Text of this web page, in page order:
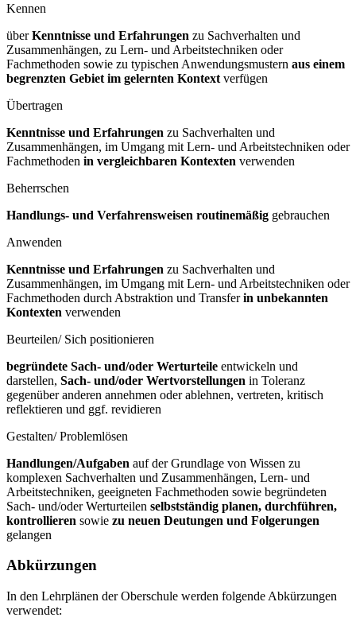
Kennen
überKenntnisse und Erfahrungen zu Sachverhalten und
Zusammenhängen, zu Lern- und Arbeitstechniken oder
Fachmethoden sowie zu typischen Anwendungsmustern aus einem
begrenzten Gebiet im gelernten Kontext verfügen
Übertragen
Kenntnisse und Erfahrungen zu Sachverhalten und
Zusammenhängen, im Umgang mit Lern- und Arbeitstechniken oder
Fachmethoden in vergleichbaren Kontexten verwenden
Beherrschen
Handlungs- und Verfahrensweisen routinemäßig gebrauchen
Anwenden
Kenntnisse und Erfahrungen zu Sachverhalten und
Zusammenhängen, im Umgang mit Lern- und Arbeitstechniken oder
Fachmethoden durch Abstraktion und Transferin unbekannten
Kontexten verwenden
Beurteilen/ Sich positionieren
begründete Sach- und/oder Werturteile entwickeln und
darstellen, Sach- und/oder Wertvorstellungen in Toleranz
gegenüber anderen annehmen oder ablehnen, vertreten, kritisch
reflektieren und ggf. revidieren
Gestalten/ Problemlösen
Handlungen/Aufgaben auf der Grundlage von Wissen zu
komplexen Sachverhalten und Zusammenhängen, Lern- und
Arbeitstechniken, geeigneten Fachmethoden sowie begründeten
Sach- und/oder Werturteilen selbstständig planen, durchführen,
kontrollieren sowie zu neuen Deutungen und Folgerungen
gelangen
Abkürzungen
In den Lehrplänen der Oberschule werden folgende Abkürzungen
verwendet: